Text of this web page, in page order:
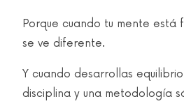
Porque cuando tu mente está
se ve diferente.
Y cuando desarrollas
disciplina y una metodología